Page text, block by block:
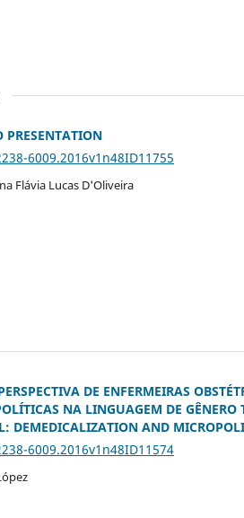
PRESENTATION
6009.2016v1n48ID11755
Flávia Lucas D'Oliveira
DE ENFERMEIRAS
NA LINGUAGEM DE GÊNERO
DEMEDICALIZATION AND
6009.2016v1n48ID11574